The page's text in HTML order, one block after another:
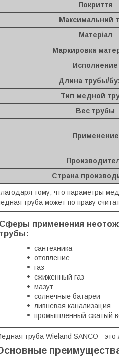
Покриття
Максимальний
Матеріал
Маркировка
Исполнение
Длина трубы/
Тип медной
Вес трубы
Применение
Страна
тому, что параметры
труба может по праву
применения
сантехника
отопление
газ
сжиженный газ
мазут
солнечные батареи
ливневая канализация
промышленный сжатый
труба Wieland SANCO -